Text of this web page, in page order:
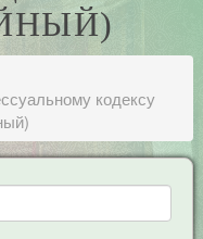
кодексу